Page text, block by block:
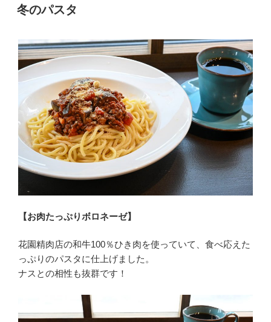
稿
日:
冬のパスタ
【お肉たっぷりボロネーゼ】
花園精肉店の和牛100％ひき肉を使っていて、食べ応えた
っぷりのパスタに仕上げました。
ナスとの相性も抜群です！